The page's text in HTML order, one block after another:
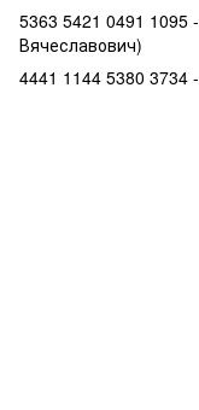
5363 5421 0491 1095
Вячеславович)
4441 1144 5380 3734